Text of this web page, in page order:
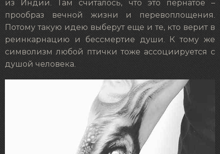
из Индии. Там считалось, что это пернатое –
прообраз вечной жизни и перевоплощения.
Потому такую идею выберут еще и те, кто верит в
реинкарнацию и бессмертие души. К тому же
символизм любой птички тоже ассоциируется с
душой человека.